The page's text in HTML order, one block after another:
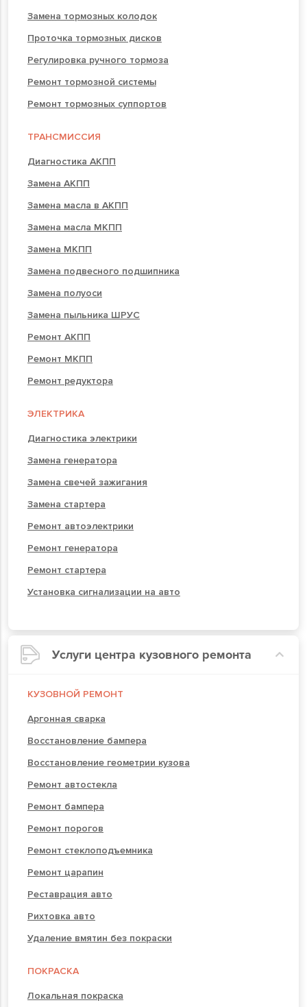
Замена тормозных колодок
Проточка тормозных дисков
Регулировка ручного тормоза
Ремонт тормозной системы
Ремонт тормозных суппортов
ТРАНСМИССИЯ
Диагностика АКПП
Замена АКПП
Замена масла в АКПП
Замена масла МКПП
Замена МКПП
Замена подвесного подшипника
Замена полуоси
Замена пыльника ШРУС
Ремонт АКПП
Ремонт МКПП
Ремонт редуктора
ЭЛЕКТРИКА
Диагностика электрики
Замена генератора
Замена свечей зажигания
Замена стартера
Ремонт автоэлектрики
Ремонт генератора
Ремонт стартера
Установка сигнализации на авто
Услуги центра кузовного ремонта
КУЗОВНОЙ РЕМОНТ
Аргонная сварка
Восстановление бампера
Восстановление геометрии кузова
Ремонт автостекла
Ремонт бампера
Ремонт порогов
Ремонт стеклоподъемника
Ремонт царапин
Реставрация авто
Рихтовка авто
Удаление вмятин без покраски
ПОКРАСКА
Локальная покраска